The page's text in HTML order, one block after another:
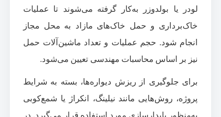
لودر یا بولدوزر به‌کار گرفته می‌شوند تا عملیات
خاک‌برداری و حمل خاک‌های مازاد به محل مجاز
انجام شود. حجم عملیات و تعداد ماشین‌آلات حمل
نیز بر اساس محاسبات مهندسی تعیین می‌شود.
برای جلوگیری از ریزش دیواره‌ها، بسته به شرایط
پروژه، روش‌هایی مانند نیلینگ، انکراژ یا شمع‌کوبی
به‌منظور پایدارسازی مورد استفاده قرار می‌گیرد. در